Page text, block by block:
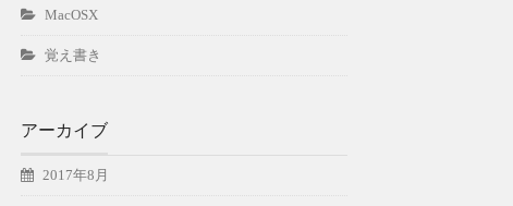
MacOSX
覚え書き
アーカイブ
2017年8月